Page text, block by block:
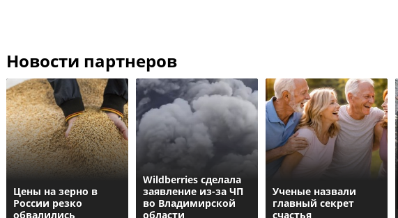
Новости партнеров
Цены на зерно в
России резко
обвалились
Wildberries cделала
заявление из-за ЧП
во Владимирской
области
Ученые назвали
главный секрет
счастья